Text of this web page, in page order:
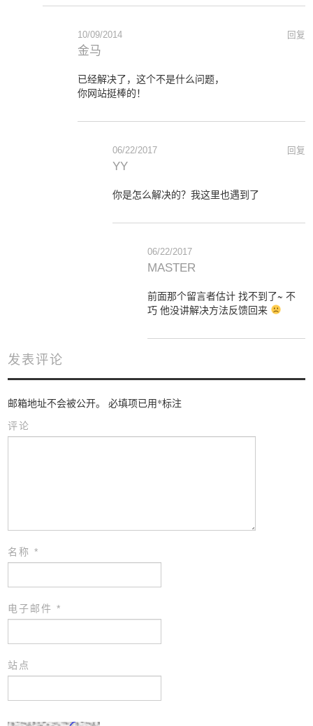
回复
10/09/2014
金马
已经解决了，这个不是什么问题，
你网站挺棒的！
回复
06/22/2017
YY
你是怎么解决的？我这里也遇到了
06/22/2017
MASTER
前面那个留言者估计 找不到了~ 不
巧 他没讲解决方法反馈回来
发表评论
邮箱地址不会被公开。 必填项已用*标注
评论
名称*
电子邮件*
站点